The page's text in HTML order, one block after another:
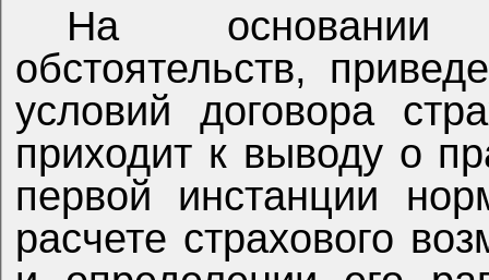
На основании
обстоятельств,
условий договора
приходит к выводу о
первой инстанции
расчете страхового